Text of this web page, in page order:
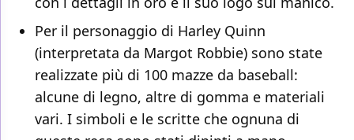
Per il personaggio di Harley Quinn
(interpretata da Margot Robbie) sono state
realizzate più di 100 mazze da baseball:
alcune di legno, altre di gomma e materiali
vari. I simboli e le scritte che ognuna di